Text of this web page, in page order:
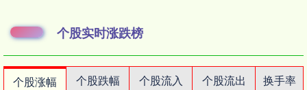
个股实时涨跌榜
个股涨幅 个股跌幅 个股流入 个股流出
换手率